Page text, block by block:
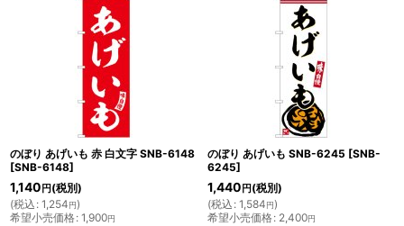
のぼり あげいも 赤 白文字 SNB-6148
[SNB-6148]
1,140 円 (税別)
(税込 : 1,254円)
希望小売価格: 1,900円
のぼり あげいも SNB-6245 [SNB-
6245]
1,440 円 (税別)
(税込 : 1,584円)
希望小売価格: 2,400円